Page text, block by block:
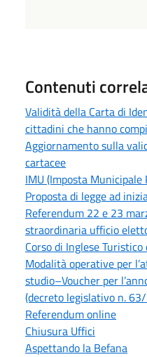
Contenuti
Validità della Carta di
cittadini che hanno
Aggiornamento sulla
cartacee
IMU (Imposta
Proposta di legge ad
Referendum 22 e 23
straordinaria ufficio
Corso di Inglese
Modalità operative per
studio–Voucher per
(decreto legislativo n.
Referendum online
Chiusura Uffici
Aspettando la Befana